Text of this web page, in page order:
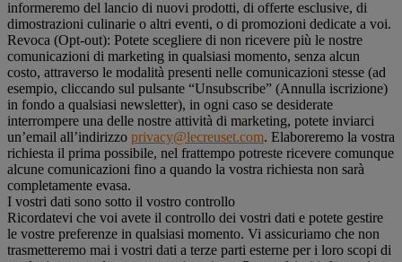
informeremo del lancio di nuovi prodotti, di offerte esclusive, di
dimostrazioni culinarie o altri eventi, o di promozioni dedicate a voi.
Revoca (Opt-out): Potete scegliere di non ricevere più le nostre
comunicazioni di marketing in qualsiasi momento, senza alcun
costo, attraverso le modalità presenti nelle comunicazioni stesse (ad
esempio, cliccando sul pulsante “Unsubscribe” (Annulla iscrizione)
in fondo a qualsiasi newsletter), in ogni caso se desiderate
interrompere una delle nostre attività di marketing, potete inviarci
un’email all’indirizzo privacy@lecreuset.com. Elaboreremo la vostra
richiesta il prima possibile, nel frattempo potreste ricevere comunque
alcune comunicazioni fino a quando la vostra richiesta non sarà
completamente evasa.
I vostri dati sono sotto il vostro controllo
Ricordatevi che voi avete il controllo dei vostri dati e potete gestire
le vostre preferenze in qualsiasi momento. Vi assicuriamo che non
trasmetteremo mai i vostri dati a terze parti esterne per i loro scopi di